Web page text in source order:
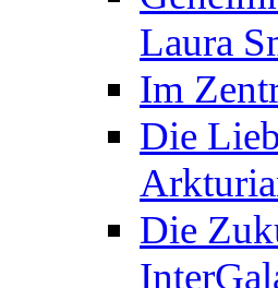
Laura
Im
Die
Die